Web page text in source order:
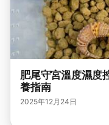
肥尾守宮溫度濕度
養指南
2025年12月24日